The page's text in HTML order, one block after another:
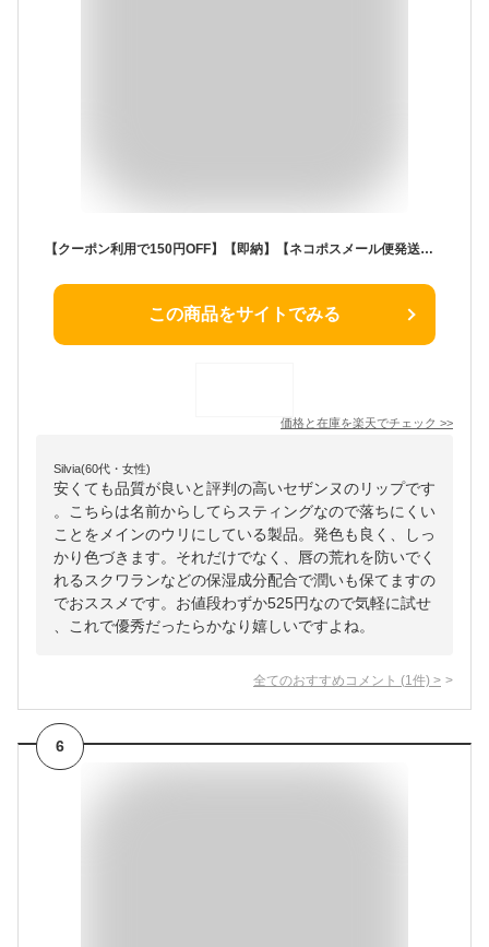
【クーポン利用で150円OFF】【即納】【ネコポスメール便発送】CEZANNE ラスティング リップカラーN 3.9g 全7色 Lasting Lip Color N 口紅(102、105、402、407、501、504、505)
この商品をサイトでみる
価格と在庫を楽天でチェック >>
Silvia(60代・女性)
安くても品質が良いと評判の高いセザンヌのリップです
。こちらは名前からしてらスティングなので落ちにくい
ことをメインのウリにしている製品。発色も良く、しっ
かり色づきます。それだけでなく、唇の荒れを防いでく
れるスクワランなどの保湿成分配合で潤いも保てますの
でおススメです。お値段わずか525円なので気軽に試せ
、これで優秀だったらかなり嬉しいですよね。
全てのおすすめコメント (1 件) >
6